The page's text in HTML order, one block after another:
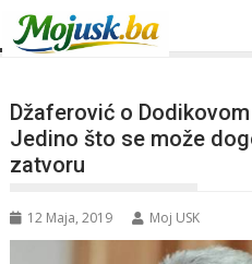
Džaferović o
Jedino što se može
zatvoru
12 Maja, 2019 Moj USK